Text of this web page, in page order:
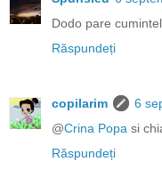
Dodo pare
Răspundeți
copilarim
6
@Crina Popa si
Răspundeți